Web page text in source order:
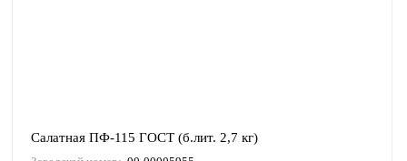
Салатная ПФ-115 ГОСТ (б.лит. 2,7 кг)